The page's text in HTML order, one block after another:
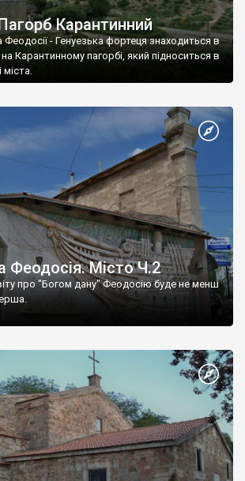
Карантинний
- Генуезька фортеця знаходиться в
Карантинному пагорбі, який підноситься в
Феодосія. Місто Ч.2
про "Богом дану" Феодосію буде не менш